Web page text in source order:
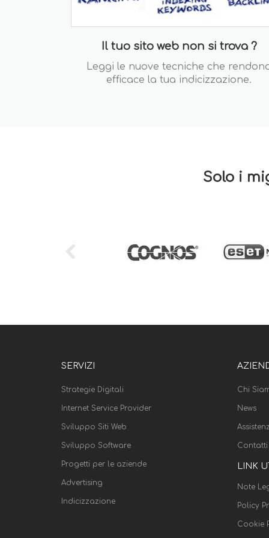
Il tuo sito web non si trova ?
Leggi le nuove tecniche che
efficace la tua indicizzazione.
Solo i
SERVIZI
Strategie Digitali
Internet Service Provider
Sviluppo Siti Web
Sviluppo Software
Progetti per le aziende
Advertising
Indicizzazione
Chi
News
Contatti
LINK
Note
Policy
Cookie